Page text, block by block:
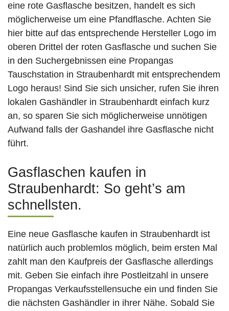
eine rote Gasflasche besitzen, handelt es sich
möglicherweise um eine Pfandflasche. Achten Sie
hier bitte auf das entsprechende Hersteller Logo im
oberen Drittel der roten Gasflasche und suchen Sie
in den Suchergebnissen eine Propangas
Tauschstation in Straubenhardt mit entsprechendem
Logo heraus! Sind Sie sich unsicher, rufen Sie ihren
lokalen Gashändler in Straubenhardt einfach kurz
an, so sparen Sie sich möglicherweise unnötigen
Aufwand falls der Gashandel ihre Gasflasche nicht
führt.
Gasflaschen kaufen in
Straubenhardt: So geht’s am
schnellsten.
Eine neue Gasflasche kaufen in Straubenhardt ist
natürlich auch problemlos möglich, beim ersten Mal
zahlt man den Kaufpreis der Gasflasche allerdings
mit. Geben Sie einfach ihre Postleitzahl in unsere
Propangas Verkaufsstellensuche ein und finden Sie
die nächsten Gashändler in ihrer Nähe. Sobald Sie